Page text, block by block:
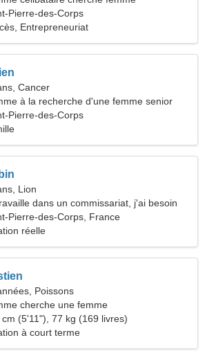
Pierre-des-Corps
Entrepreneuriat
Cancer
à la recherche d'une femme senior
Pierre-des-Corps
Lion
dans un commissariat, j'ai besoin
femme qualifiée
Pierre-des-Corps, France
réelle
Poissons
cherche une femme
cm (5'11"), 77 kg (169 livres)
à court terme